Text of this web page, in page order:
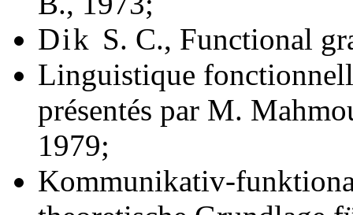
Dik S. C., Functional
Linguistique
présentés par M.
1979;
Kommunikativ-